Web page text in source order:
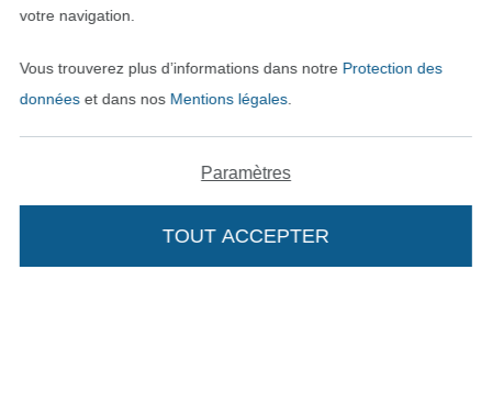
Nederlands
Passer à la boutique
Français
Passer à la
votre navigation.
Vous trouverez plus d’informations dans notre Protection des
donnéeset dans nos Mentions légales.
Paramètres
TOUT ACCEPTER